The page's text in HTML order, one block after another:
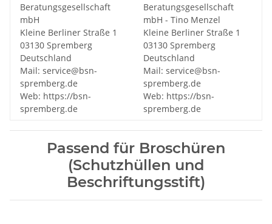
Beratungsgesellschaft
mbH
Kleine Berliner Straße 1
03130 Spremberg
Deutschland
Mail: service@bsn-
spremberg.de
Web: https://bsn-
spremberg.de
Beratungsgesellschaft
mbH - Tino Menzel
Kleine Berliner Straße 1
03130 Spremberg
Deutschland
Mail: service@bsn-
spremberg.de
Web: https://bsn-
spremberg.de
Passend für Broschüren
(Schutzhüllen und
Beschriftungsstift)